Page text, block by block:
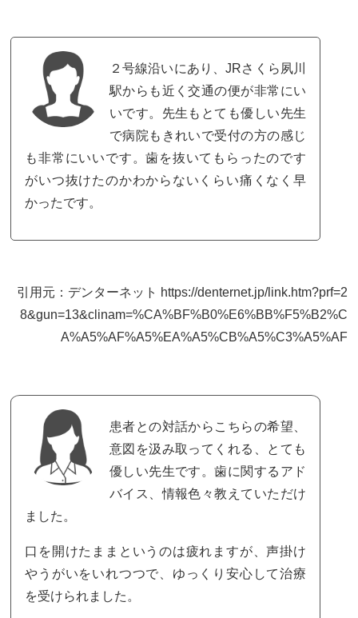
２号線沿いにあり、JRさくら夙川
駅からも近く交通の便が非常にい
いです。先生もとても優しい先生
で病院もきれいで受付の方の感じ
も非常にいいです。歯を抜いてもらったのです
がいつ抜けたのかわからないくらい痛くなく早
かったです。
引用元：デンターネット https://denternet.jp/link.htm?prf=2
8&gun=13&clinam=%CA%BF%B0%E6%BB%F5%B2%C
A%A5%AF%A5%EA%A5%CB%A5%C3%A5%AF
患者との対話からこちらの希望、
意図を汲み取ってくれる、とても
優しい先生です。歯に関するアド
バイス、情報色々教えていただけ
ました。
口を開けたままというのは疲れますが、声掛け
やうがいをいれつつで、ゆっくり安心して治療
を受けられました。